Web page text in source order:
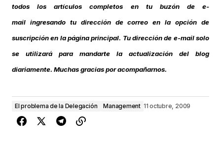
todos los artículos completos en tu buzón de e-
mail ingresando tu dirección de correo en la opción de
suscripción en la página principal. Tu dirección de e-mail solo
se utilizará para mandarte la actualización del blog
diariamente. Muchas gracias por acompañarnos.
El problema de la Delegación Management 11 octubre, 2009